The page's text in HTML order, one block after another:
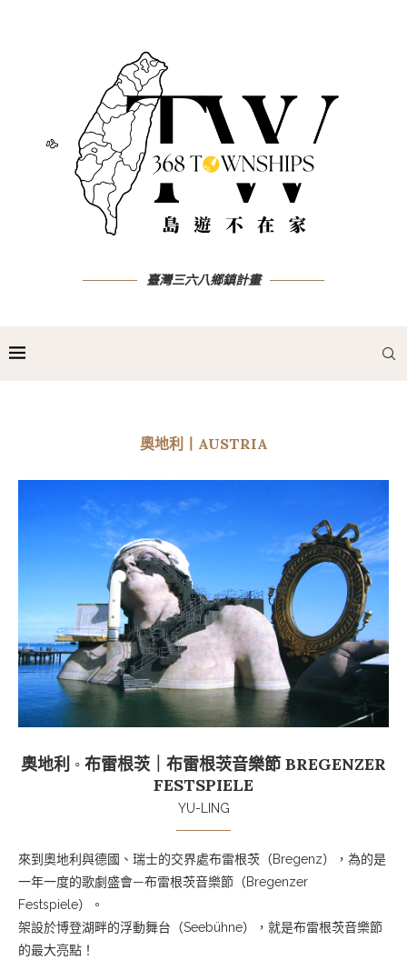
臺灣三六八鄉鎮計畫
奧地利丨AUSTRIA
奧地利 ◦ 布雷根茨｜布雷根茨音樂節 BREGENZER
FESTSPIELE
YU-LING
來到奧地利與德國、瑞士的交界處布雷根茨（Bregenz）
，為的是
一年一度的歌劇盛會—布雷根茨音樂節（Bregenzer
Festspiele）。
架設於博登湖畔的浮動舞台（Seebühne）
，就是布雷根茨音樂節
的最大亮點！